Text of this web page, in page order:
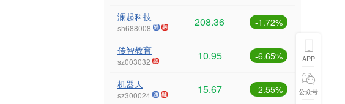
澜起科技
sh688008 208.36 -1.72%
传智教育
sz003032 10.95 -6.65%
机器人
sz300024 15.67 -2.55%
APP
公众号